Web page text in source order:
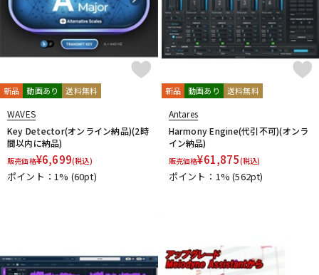
新品 動画あり 送料無料
WAVES
Key Detector(オンライン納品)(2時
間以内に納品)
販売価格¥6,699(税込)
ポイント：1% (60pt)
新品 動画あり 送料無料
Antares
Harmony Engine(代引不可)(オンラ
イン納品)
販売価格¥61,875(税込)
ポイント：1%(562pt)